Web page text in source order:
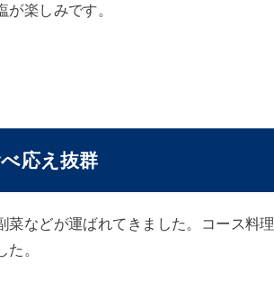
楽しみです。
応え抜群
菜などが運ばれてきました。コース料
。